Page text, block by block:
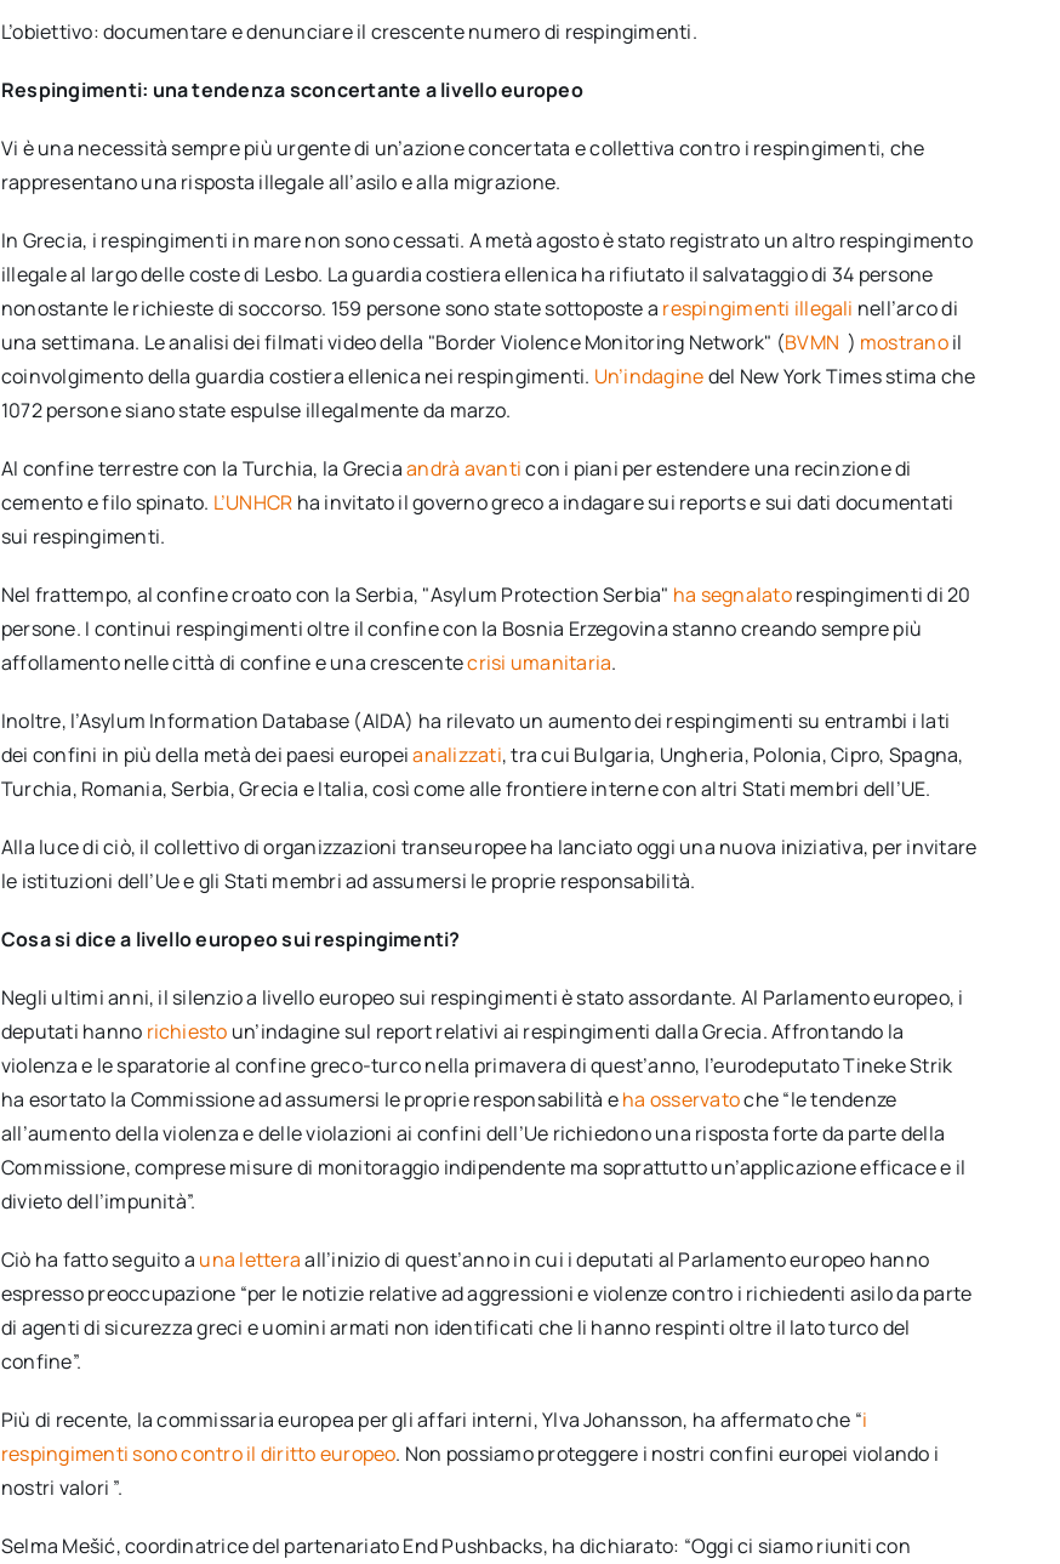
L’obiettivo: documentare e denunciare il crescente numero di respingimenti.
Respingimenti: una tendenza sconcertante a livello europeo
Vi è una necessità sempre più urgente di un’azione concertata e collettiva contro i respingimenti, che
rappresentano una risposta illegale all’asilo e alla migrazione.
In Grecia, i respingimenti in mare non sono cessati. A metà agosto è stato registrato un altro respingimento
illegale al largo delle coste di Lesbo. La guardia costiera ellenica ha rifiutato il salvataggio di 34 persone
nonostante le richieste di soccorso. 159 persone sono state sottoposte a respingimenti illegali nell’arco di
una settimana. Le analisi dei filmati video della "Border Violence Monitoring Network" (BVMN ) mostranoil
coinvolgimento della guardia costiera ellenica nei respingimenti. Un’indaginedel New York Times stima che
1072 persone siano state espulse illegalmente da marzo.
Al confine terrestre con la Turchia, la Greciaandrà avanticon i piani per estendere una recinzione di
cemento e filo spinato. L’UNHCR ha invitato il governo greco a indagare sui reports e sui dati documentati
sui respingimenti.
Nel frattempo, al confine croato con la Serbia, "Asylum Protection Serbia" ha segnalatorespingimenti di 20
persone. I continui respingimenti oltre il confine con la Bosnia Erzegovina stanno creando sempre più
affollamento nelle città di confine e una crescentecrisi umanitaria.
Inoltre, l’Asylum Information Database (AIDA) ha rilevato un aumento dei respingimenti su entrambi i lati
dei confini in più della metà dei paesi europeianalizzati, tra cui Bulgaria, Ungheria, Polonia, Cipro, Spagna,
Turchia, Romania, Serbia, Grecia e Italia, così come alle frontiere interne con altri Stati membri dell’UE.
Alla luce di ciò, il collettivo di organizzazioni transeuropee ha lanciato oggi una nuova iniziativa, per invitare
le istituzioni dell’Ue e gli Stati membri ad assumersi le proprie responsabilità.
Cosa si dice a livello europeo sui respingimenti?
Negli ultimi anni, il silenzio a livello europeo sui respingimenti è stato assordante. Al Parlamento europeo, i
deputati hanno richiesto un’indagine sul report relativi ai respingimenti dalla Grecia. Affrontando la
violenza e le sparatorie al confine greco-turco nella primavera di quest’anno, l’eurodeputato Tineke Strik
ha esortato la Commissione ad assumersi le proprie responsabilità eha osservatoche “le tendenze
all’aumento della violenza e delle violazioni ai confini dell’Ue richiedono una risposta forte da parte della
Commissione, comprese misure di monitoraggio indipendente ma soprattutto un’applicazione efficace e il
divieto dell’impunità”.
Ciò ha fatto seguito a una letteraall’inizio di quest’anno in cui i deputati al Parlamento europeo hanno
espresso preoccupazione “per le notizie relative ad aggressioni e violenze contro i richiedenti asilo da parte
di agenti di sicurezza greci e uomini armati non identificati che li hanno respinti oltre il lato turco del
confine”.
Più di recente, la commissaria europea per gli affari interni, Ylva Johansson, ha affermato che “i
respingimenti sono contro il diritto europeo. Non possiamo proteggere i nostri confini europei violando i
nostri valori ”.
Selma Mešić, coordinatrice del partenariato End Pushbacks, ha dichiarato: “Oggi ci siamo riuniti con